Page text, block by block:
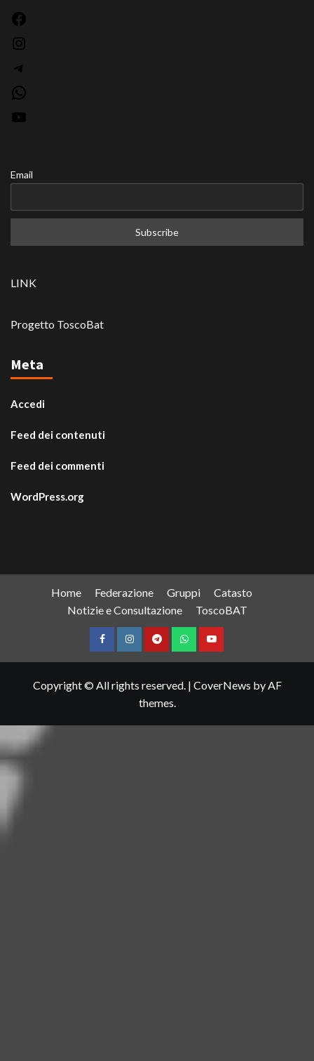
Email
LINK
Progetto ToscoBat
Meta
Accedi
Feed dei contenuti
Feed dei commenti
WordPress.org
Home Federazione Gruppi
Catasto
Notizie e Consultazione
ToscoBAT
FacebookInstagramTelegramWhatsAppYouTube
Copyright © All rights reserved. | CoverNews by AF
themes.